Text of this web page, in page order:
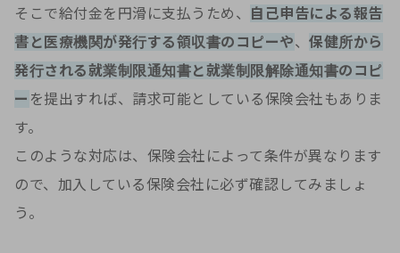
そこで給付金を円滑に支払うため、 自己申告による報告
書と医療機関が発行する領収書のコピーや、 保健所から
発行される就業制限通知書と就業制限解除通知書のコピ
ー を提出すれば、請求可能としている保険会社もありま
す。
このような対応は、保険会社によって条件が異なります
ので、加入している保険会社に必ず確認してみましょ
う。